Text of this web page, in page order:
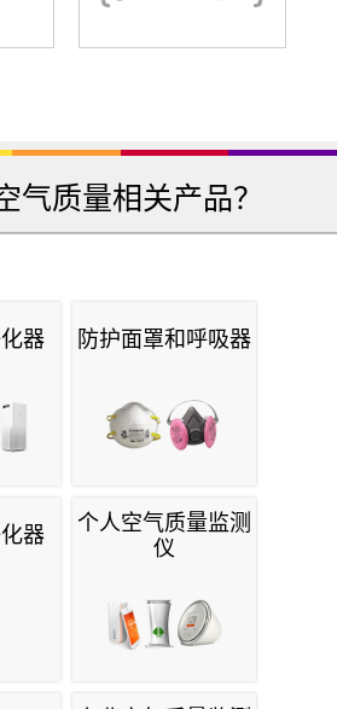
气质量相关产品？
器 防护面罩和呼吸器
器
个人空气质量监测
仪